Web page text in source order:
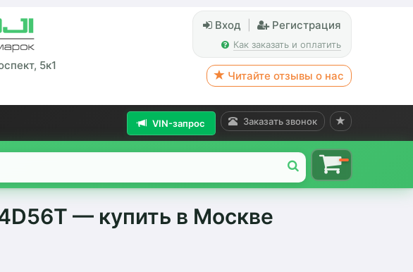
5к1
Вход Регистрация
Как заказать и оплатить
Читайте отзывы о нас
Заказать звонок
VIN-запрос
— купить в Москве